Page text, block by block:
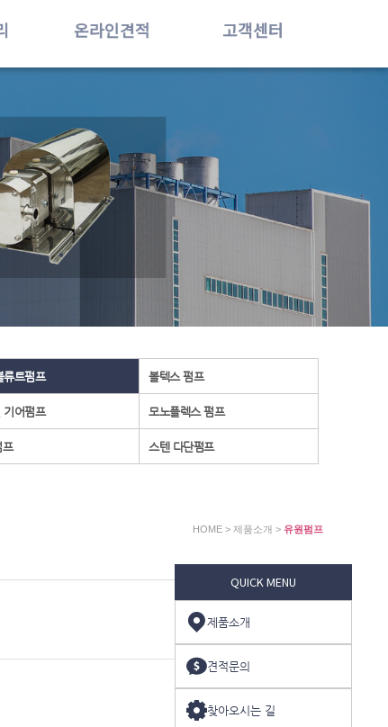
온라인견적 고객센터
QUICK MENU
제품소개
견적문의
찾아오시는 길
류트펌프 볼텍스 펌프
기어펌프 모노플렉스 펌프
프 스텐 다단펌프
HOME > 제품소개 > 유원펌프